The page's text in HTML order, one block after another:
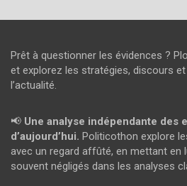
Prêt à questionner les évidences ?
et explorez les stratégies, discours
l’actualité.
📢 Une analyse indépendante des
d’aujourd’hui. Politicothon explore
avec un regard affûté, en mettant en
souvent négligés dans les analyses